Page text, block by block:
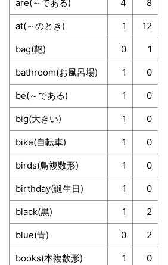
are(～である) 4 8
at(～のとき) 1 12
bag(鞄) 0 1
bathroom(お風呂場) 1 0
be(～である) 1 0
big(大きい) 1 0
bike(自転車) 1 0
birds(鳥複数形) 1 0
birthday(誕生日) 1 0
black(黒) 1 2
blue(青) 0 2
books(本複数形) 1 0